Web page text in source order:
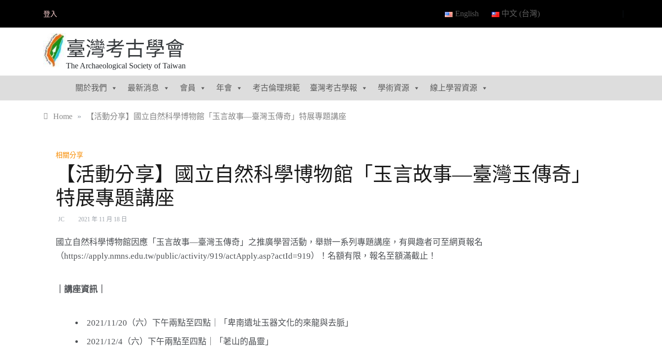
content
登入 English 中文 (台灣)
臺灣考古學會
The Archaeological Society of Taiwan
關於我們 最新消息 會員 年會 考古倫理規範 臺灣考古學報 學術資源 線上學習資源
Home » 【活動分享】國立自然科學博物館「玉言故事—臺灣玉傳奇」特展專題講座
相關分享
【活動分享】國立自然科學博物館「玉言故事—臺灣玉傳奇」
特展專題講座
JC 2021 年 11 月 18 日
國立自然科學博物館因應「玉言故事—臺灣玉傳奇」之推廣學習活動，舉辦一系列專題講座，有興趣者可至網頁報名
（https://apply.nmns.edu.tw/public/activity/919/actApply.asp?actId=919）！名額有限，報名至額滿截止！
｜講座資訊｜
2021/11/20（六）下午兩點至四點｜「卑南遺址玉器文化的來龍與去脈」
2021/12/4（六）下午兩點至四點｜「荖山的晶靈」